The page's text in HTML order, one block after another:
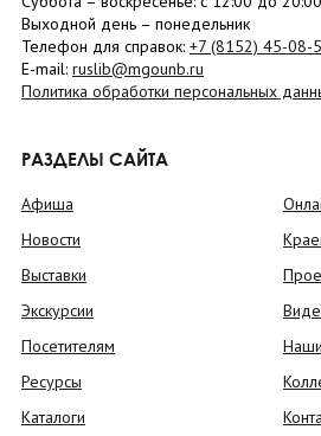
Выходной день – понедельник
Телефон для справок: +7 (8152) 45-08-
E-mail: ruslib@mgounb.ru
Политика обработки персональных
РАЗДЕЛЫ САЙТА
Афиша
Новости
Выставки
Экскурсии
Посетителям
Ресурсы
Каталоги